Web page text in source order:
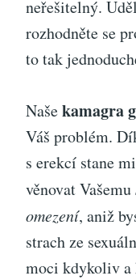
neřešitelný.
rozhodněte se
to tak
Našekamagra
Váš problém.
s erekcí stane
věnovat Vašemu
omezení, aniž
strach ze
moci kdykoliv a